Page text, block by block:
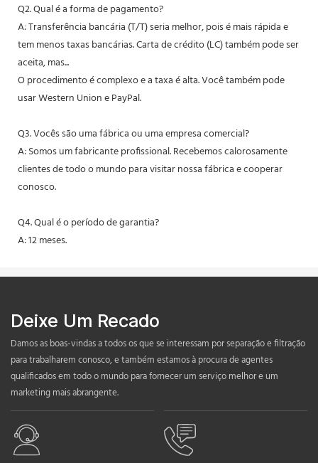
Q2. Qual é a forma de pagamento?
A: Transferência bancária (T/T) seria melhor, pois é mais rápida e
tem menos taxas bancárias. Carta de crédito (LC) também pode ser
aceita, mas...
O procedimento é complexo e a taxa é alta. Você também pode
usar Western Union e PayPal.
Q3. Vocês são uma fábrica ou uma empresa comercial?
A: Somos um fabricante profissional. Recebemos calorosamente
clientes de todo o mundo para visitar nossa fábrica e cooperar
conosco.
Q4. Qual é o período de garantia?
A: 12 meses.
Deixe Um Recado
Damos as boas-vindas a todos os que se interessam por separação e filtração
para trabalharem conosco, e também estamos à procura de agentes
qualificados em todo o mundo para fornecer um serviço melhor e um
marketing mais abrangente.